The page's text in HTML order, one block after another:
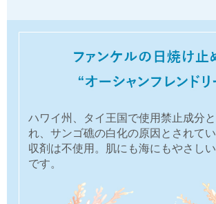
ハワイ州、タイ王国で使用禁止成分
れ、サンゴ礁の白化の原因とされて
収剤は不使用。肌にも海にもやさし
です。